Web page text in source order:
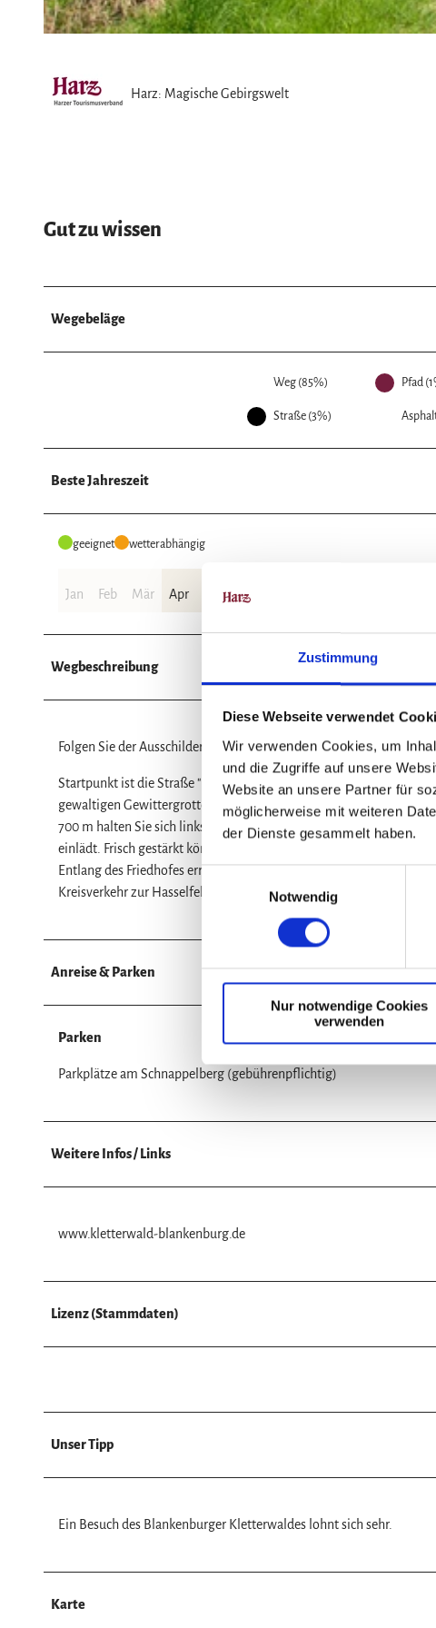
Zustimmung
Diese Webseite verwendet
Wir verwenden Cookies, um
und die Zugriffe auf unsere
Website an unsere Partner für
möglicherweise mit weiteren
der Dienste gesammelt haben.
i
w
l
u
w
Notwendig
Nur notwendige Cookies
verwenden
Harz: Magische Gebirgswelt
Gut zu wissen
Wegebeläge
Weg (85%) Pfad
Straße (3%)
Beste Jahreszeit
geeignet wetterabhängig
Jan Feb Mär Apr Mai Jun
Wegbeschreibung
Folgen Sie der Ausschilderung Nr. 10 auf dem dunkelgrünen
Startpunkt ist die Straße "Heidelberg", die Sie bis zum Ende
gewaltigen Gewittergrotte und dem Fuchsbau, einem begehbaren
700 m halten Sie sich links und folgen der Ausschilderung in
einlädt. Frisch gestärkt können Sie nun den gemütlichen Rückweg
Entlang des Friedhofes erreichen Sie die "Helsunger Straße". Zum
Kreisverkehr zur Hasselfelder Straße/Ecke Heidelberg.
Anreise & Parken
Parken
Parkplätze am Schnappelberg (gebührenpflichtig)
Weitere Infos / Links
www.kletterwald-blankenburg.de
Lizenz (Stammdaten)
Unser Tipp
Ein Besuch des Blankenburger Kletterwaldes lohnt sich sehr.
Karte